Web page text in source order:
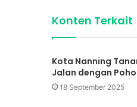
Konten Terkait
Kota Nanning
Jalan dengan
18 September 2025